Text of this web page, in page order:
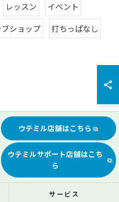
レッスン
イベント
ショップ 打ちっぱなし
ウテミル店舗はこちら
ウテミルサポート店舗はこち
ら
サービス